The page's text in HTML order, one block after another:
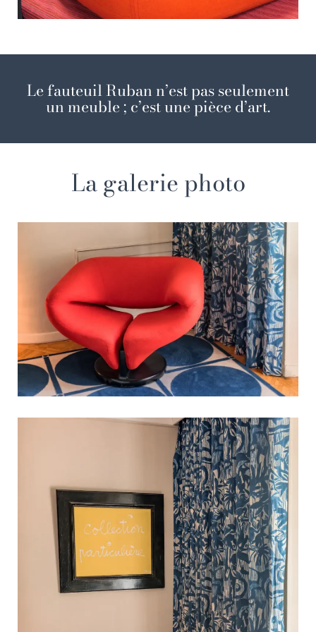
Le fauteuil Ruban n’est pas seulement
un meuble ; c’est une pièce d’art.
La galerie photo